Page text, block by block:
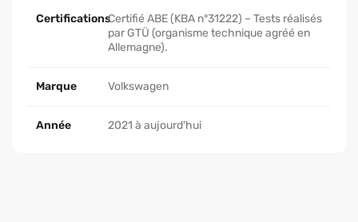
CertificationsCertifié ABE (KBA n°31222) – Tests réalisés
par GTÜ (organisme technique agréé en
Allemagne).
Marque Volkswagen
Année 2021 à aujourd'hui